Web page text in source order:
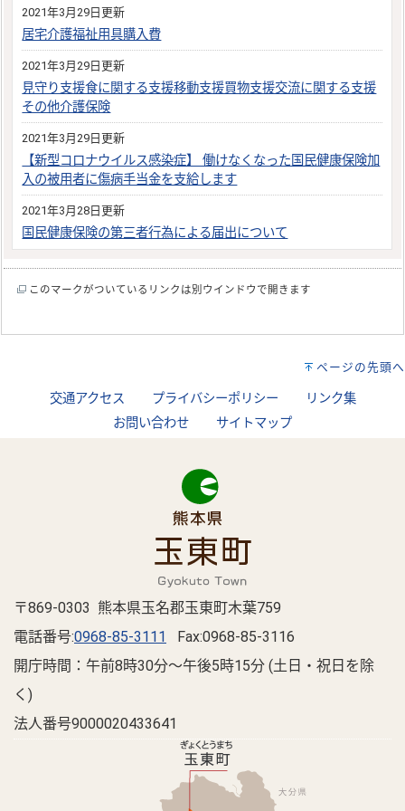
2021年3月29日更新
居宅介護福祉用具購入費
2021年3月29日更新
見守り支援食に関する支援移動支援買物支援交流に関する支援
その他介護保険
2021年3月29日更新
【新型コロナウイルス感染症】 働けなくなった国民健康保険加
入の被用者に傷病手当金を支給します
2021年3月28日更新
国民健康保険の第三者行為による届出について
このマークがついているリンクは別ウインドウで開きます
ページの先頭へ
交通アクセス プライバシーポリシー
リンク集
お問い合わせ
サイトマップ
〒869-0303 熊本県玉名郡玉東町木葉759
電話番号:0968-85-3111
Fax:0968-85-3116
開庁時間：午前8時30分～午後5時15分 (土日・祝日を除
く)
法人番号9000020433641